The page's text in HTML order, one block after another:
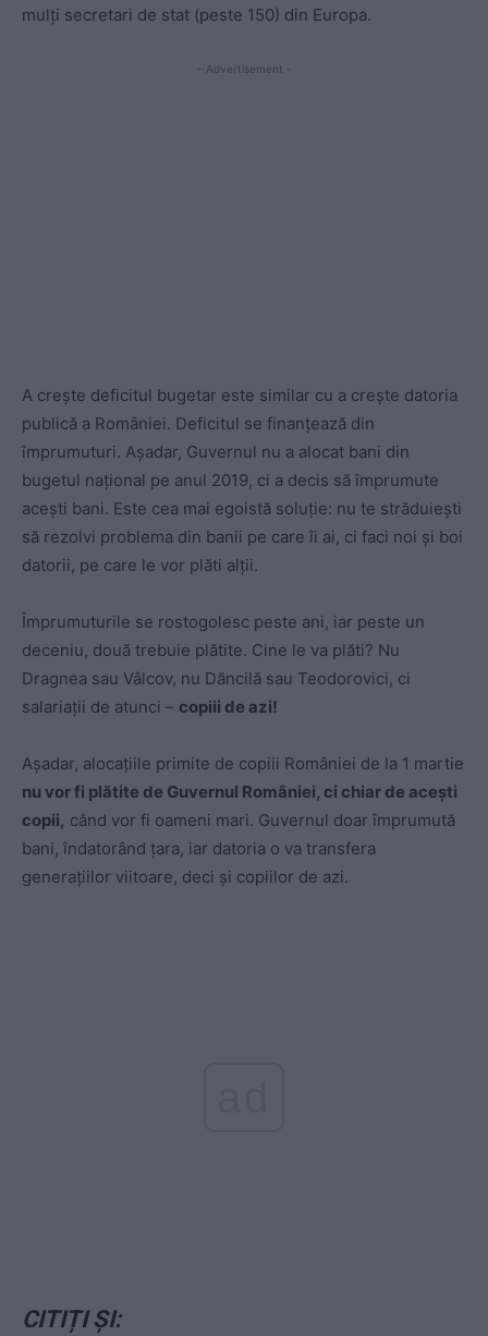
mulți secretari de stat (peste 150) din Europa.
- Advertisement -
A crește deficitul bugetar este similar cu a crește datoria
publică a României. Deficitul se finanțează din
împrumuturi. Așadar, Guvernul nu a alocat bani din
bugetul național pe anul 2019, ci a decis să împrumute
acești bani. Este cea mai egoistă soluție: nu te străduiești
să rezolvi problema din banii pe care îi ai, ci faci noi și boi
datorii, pe care le vor plăti alții.
Împrumuturile se rostogolesc peste ani, iar peste un
deceniu, două trebuie plătite. Cine le va plăti? Nu
Dragnea sau Vâlcov, nu Dăncilă sau Teodorovici, ci
salariații de atunci – copiii de azi!
Așadar, alocațiile primite de copiii României de la 1 martie
nu vor fi plătite de Guvernul României, ci chiar de acești
copii, când vor fi oameni mari. Guvernul doar împrumută
bani, îndatorând țara, iar datoria o va transfera
generațiilor viitoare, deci și copiilor de azi.
CITIȚI ȘI: